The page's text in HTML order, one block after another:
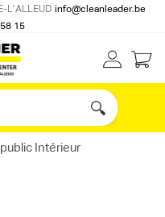
L’ALLEUD info@cleanleader.be
15
Intérieur